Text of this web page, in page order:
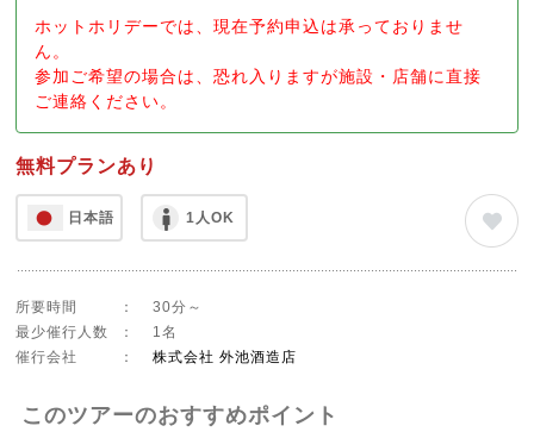
ホットホリデーでは、現在予約申込は承っておりませ
ん。
参加ご希望の場合は、恐れ入りますが施設・店舗に直接
ご連絡ください。
無料プランあり
日本語 1人OK
所要時間 ：
30分～
最少催行人数
：
1名
催行会社
： 株式会社 外池酒造店
このツアーのおすすめポイント